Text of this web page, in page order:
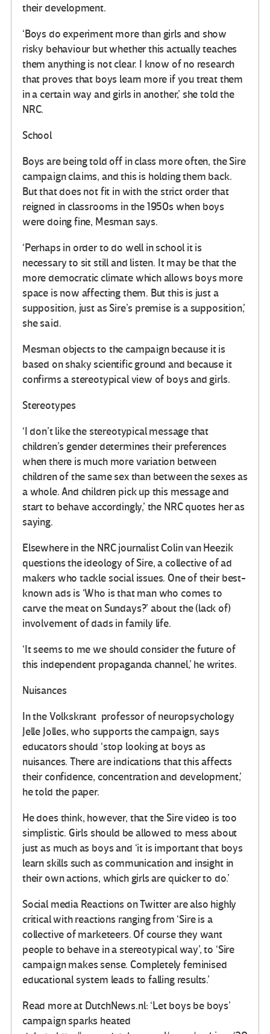
their development.
‘Boys do experiment more than girls and show
risky behaviour but whether this actually teaches
them anything is not clear. I know of no research
that proves that boys learn more if you treat them
in a certain way and girls in another,’ she told the
NRC.
School
Boys are being told off in class more often, the Sire
campaign claims, and this is holding them back.
But that does not fit in with the strict order that
reigned in classrooms in the 1950s when boys
were doing fine, Mesman says.
‘Perhaps in order to do well in school it is
necessary to sit still and listen. It may be that the
more democratic climate which allows boys more
space is now affecting them. But this is just a
supposition, just as Sire’s premise is a supposition,’
she said.
Mesman objects to the campaign because it is
based on shaky scientific ground and because it
confirms a stereotypical view of boys and girls.
Stereotypes
‘I don’t like the stereotypical message that
children’s gender determines their preferences
when there is much more variation between
children of the same sex than between the sexes as
a whole. And children pick up this message and
start to behave accordingly,’ the NRC quotes her as
saying.
Elsewhere in the NRC journalist Colin van Heezik
questions the ideology of Sire, a collective of ad
makers who tackle social issues. One of their best-
known ads is ‘Who is that man who comes to
carve the meat on Sundays?’ about the (lack of)
involvement of dads in family life.
‘It seems to me we should consider the future of
this independent propaganda channel,’ he writes.
Nuisances
In the Volkskrant professor of neuropsychology
Jelle Jolles, who supports the campaign, says
educators should ‘stop looking at boys as
nuisances. There are indications that this affects
their confidence, concentration and development,’
he told the paper.
He does think, however, that the Sire video is too
simplistic. Girls should be allowed to mess about
just as much as boys and ‘it is important that boys
learn skills such as communication and insight in
their own actions, which girls are quicker to do.’
Social media Reactions on Twitter are also highly
critical with reactions ranging from ‘Sire is a
collective of marketeers. Of course they want
people to behave in a stereotypical way’, to ‘Sire
campaign makes sense. Completely feminised
educational system leads to falling results.’
Read more at DutchNews.nl: ‘Let boys be boys’
campaign sparks heated